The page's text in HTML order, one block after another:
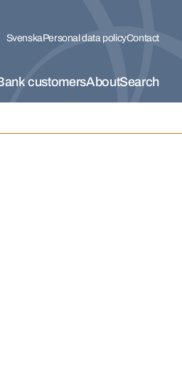
SvenskaPersonal data policyContact
customersAboutSearch